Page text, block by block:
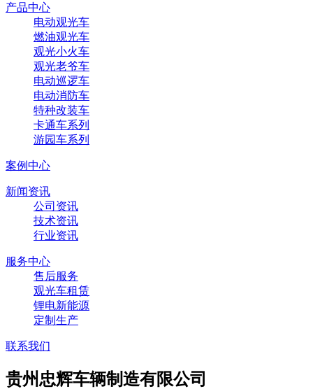
产品中心
电动观光车
燃油观光车
观光小火车
观光老爷车
电动巡逻车
电动消防车
特种改装车
卡通车系列
游园车系列
案例中心
新闻资讯
公司资讯
技术资讯
行业资讯
服务中心
售后服务
观光车租赁
锂电新能源
定制生产
联系我们
贵州忠辉车辆制造有限公司